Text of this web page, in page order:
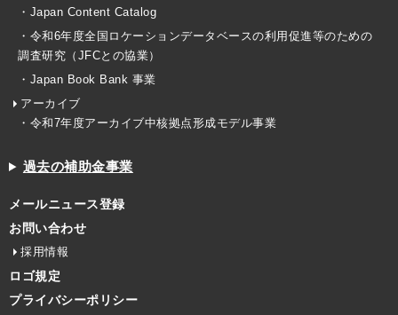
・Japan Content Catalog
・令和6年度全国ロケーションデータベースの利用促進等のための
調査研究（JFCとの協業）
・Japan Book Bank 事業
アーカイブ
・令和7年度アーカイブ中核拠点形成モデル事業
過去の補助金事業
メールニュース登録
お問い合わせ
採用情報
ロゴ規定
プライバシーポリシー